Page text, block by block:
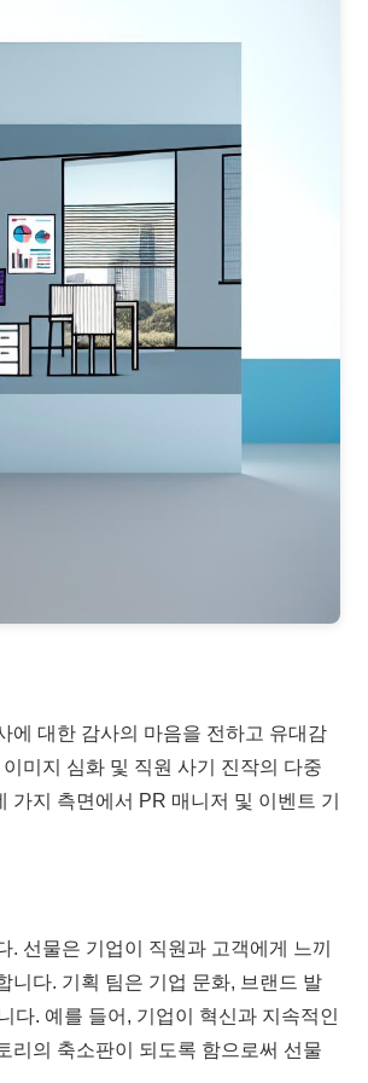
에 대한 감사의 마음을 전하고 유대감
미지 심화 및 직원 사기 진작의 다중
지 측면에서 PR 매니저 및 이벤트 기
선물은 기업이 직원과 고객에게 느끼
니다. 기획 팀은 기업 문화, 브랜드 발
다. 예를 들어, 기업이 혁신과 지속적인
리의 축소판이 되도록 함으로써 선물